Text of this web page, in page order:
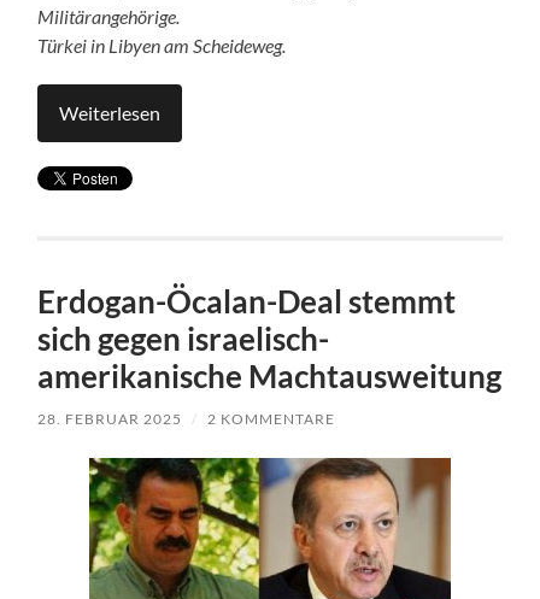
Militärangehörige.
Türkei in Libyen am Scheideweg.
Weiterlesen
Erdogan-Öcalan-Deal stemmt
sich gegen israelisch-
amerikanische Machtausweitung
28. FEBRUAR 2025 / 2 KOMMENTARE